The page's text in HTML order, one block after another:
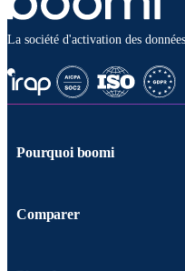
La société d'activation des données
Pourquoi boomi
Comparer